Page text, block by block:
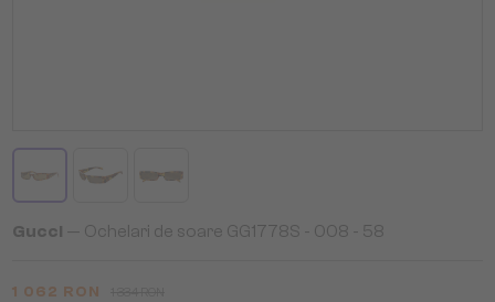
Gucci — Ochelari de soare GG1778S - 008 - 58
1 062 RON